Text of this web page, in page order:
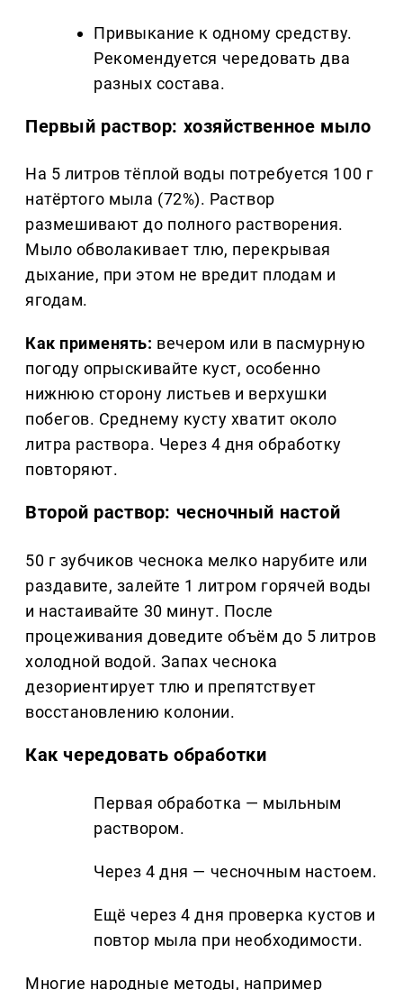
Привыкание к одному средству.
Рекомендуется чередовать два
разных состава.
Первый раствор: хозяйственное мыло
На 5 литров тёплой воды потребуется 100 г
натёртого мыла (72%). Раствор
размешивают до полного растворения.
Мыло обволакивает тлю, перекрывая
дыхание, при этом не вредит плодам и
ягодам.
Как применять: вечером или в пасмурную
погоду опрыскивайте куст, особенно
нижнюю сторону листьев и верхушки
побегов. Среднему кусту хватит около
литра раствора. Через 4 дня обработку
повторяют.
Второй раствор: чесночный настой
50 г зубчиков чеснока мелко нарубите или
раздавите, залейте 1 литром горячей воды
и настаивайте 30 минут. После
процеживания доведите объём до 5 литров
холодной водой. Запах чеснока
дезориентирует тлю и препятствует
восстановлению колонии.
Как чередовать обработки
Первая обработка — мыльным
раствором.
Через 4 дня — чесночным настоем.
Ещё через 4 дня проверка кустов и
повтор мыла при необходимости.
Многие народные методы, например